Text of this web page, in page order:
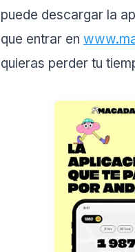
puede descargar la
que entrar en
quieras perder tu